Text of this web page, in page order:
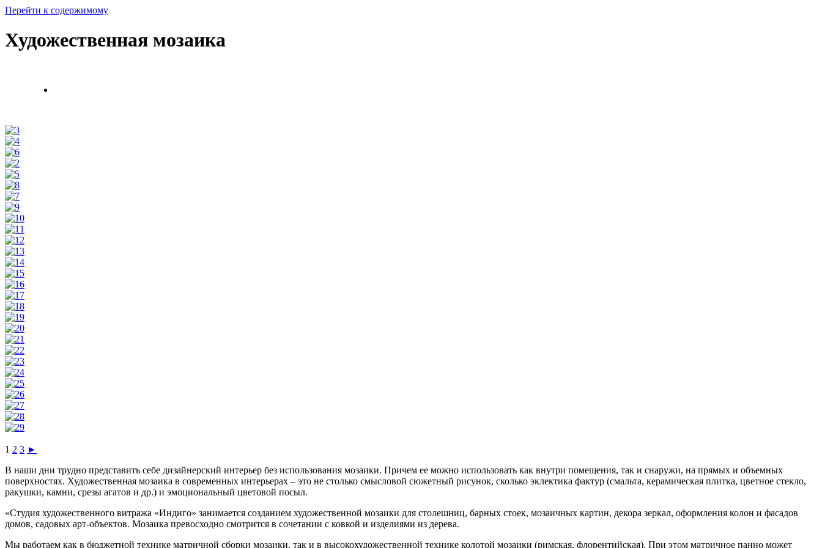
Перейти к содержимому
Художественная мозаика
1 2 3 ►
В наши дни трудно представить себе дизайнерский интерьер без использования мозаики. Причем ее можно использовать как внутри помещения, так и снаружи, на прямых и объемных
поверхностях. Художественная мозаика в современных интерьерах – это не столько смысловой сюжетный рисунок, сколько эклектика фактур (смальта, керамическая плитка, цветное стекло,
ракушки, камни, срезы агатов и др.) и эмоциональный цветовой посыл.
«Студия художественного витража «Индиго» занимается созданием художественной мозаики для столешниц, барных стоек, мозаичных картин, декора зеркал, оформления колон и фасадов
домов, садовых арт-объектов. Мозаика превосходно смотрится в сочетании с ковкой и изделиями из дерева.
Мы работаем как в бюджетной технике матричной сборки мозаики, так и в высокохудожественной технике колотой мозаики (римская, флорентийская). При этом матричное панно может